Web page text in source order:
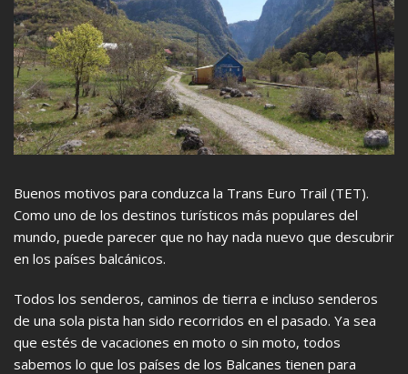
Buenos motivos para conduzca la Trans Euro Trail (TET).
Como uno de los destinos turísticos más populares del
mundo, puede parecer que no hay nada nuevo que descubrir
en los países balcánicos.
Todos los senderos, caminos de tierra e incluso senderos
de una sola pista han sido recorridos en el pasado. Ya sea
que estés de vacaciones en moto o sin moto, todos
sabemos lo que los países de los Balcanes tienen para